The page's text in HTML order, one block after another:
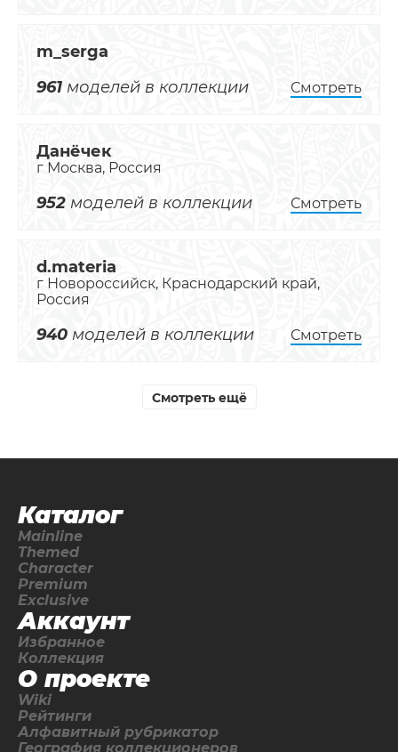
m_serga
961 моделей в коллекции Смотреть
Данёчек
г Москва, Россия
952 моделей в коллекции Смотреть
d.materia
г Новороссийск, Краснодарский край,
Россия
940 моделей в коллекции Смотреть
Смотреть ещё
Каталог
Mainline
Themed
Character
Premium
Exclusive
Аккаунт
Избранное
Коллекция
О проекте
Wiki
Рейтинги
Алфавитный рубрикатор
География коллекционеров